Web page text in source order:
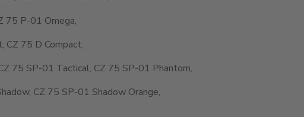
75 P-01 Omega,
CZ 75 D Compact,
75 SP-01 Tactical, CZ 75 SP-01 Phantom,
CZ 75 SP-01 Shadow Orange,